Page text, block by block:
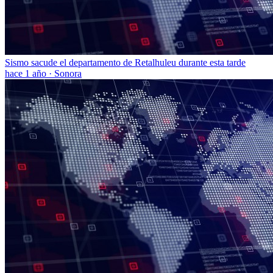
Sismo sacude el departamento de Retalhuleu durante esta tarde
hace 1 año · Sonora